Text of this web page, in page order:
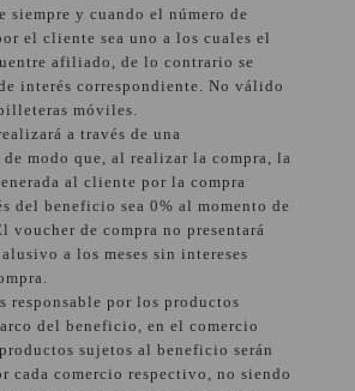
siempre y cuando el número de
el cliente sea uno a los cuales el
afiliado, de lo contrario se
interés correspondiente. No válido
móviles.
a través de una
modo que, al realizar la compra, la
al cliente por la compra
del beneficio sea 0% al momento de
voucher de compra no presentará
a los meses sin intereses
responsable por los productos
del beneficio, en el comercio
sujetos al beneficio serán
cada comercio respectivo, no siendo